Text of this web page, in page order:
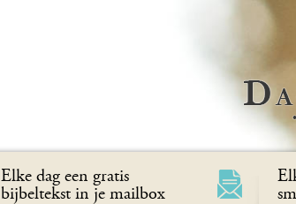
Elke dag een gratis
bijbeltekst in je mailbox